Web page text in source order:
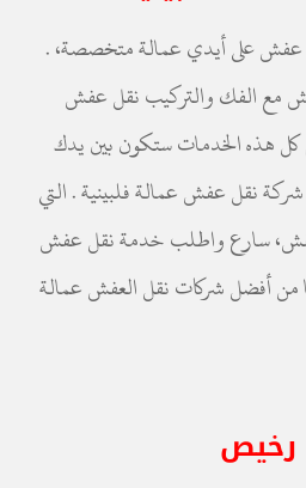
على أيدي عمالة متخصصة، .
مع الفك والتركيب نقل عفش
هذه الخدمات ستكون بين يدك
نقل عفش عمالة فلبينية . التي
سارع واطلب خدمة نقل عفش
من أفضل شركات نقل العفش عمالة
رخيص